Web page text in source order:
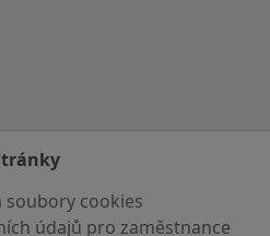
soubory cookies
údajů pro zaměstnance